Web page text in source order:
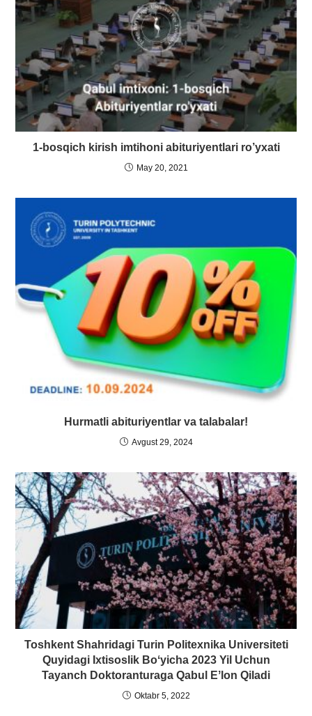
1-bosqich kirish imtihoni abituriyentlari ro’yxati
May 20, 2021
Hurmatli abituriyentlar va talabalar!
Avgust 29, 2024
Toshkent Shahridagi Turin Politexnika Universiteti
Quyidagi Ixtisoslik Boʻyicha 2023 Yil Uchun
Tayanch Doktoranturaga Qabul Eʼlon Qiladi
Oktabr 5, 2022